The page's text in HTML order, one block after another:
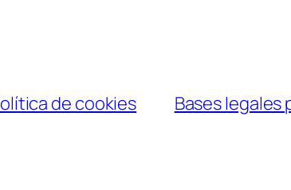
de cookies Bases